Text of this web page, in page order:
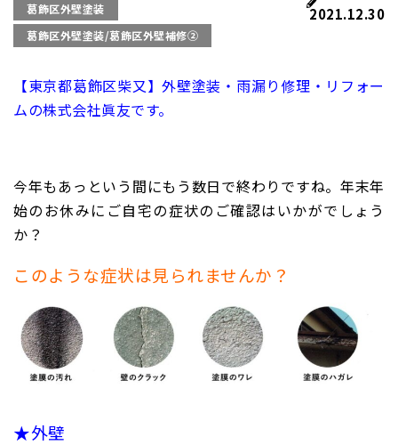
葛飾区外壁塗装
葛飾区外壁塗装/葛飾区外壁補修②
2021.12.30
【東京都葛飾区柴又】外壁塗装・雨漏り修理・リフォー
ムの株式会社眞友です。
今年もあっという間にもう数日で終わりですね。年末年
始のお休みにご自宅の症状のご確認はいかがでしょう
か？
このような症状は見られませんか？
★外壁